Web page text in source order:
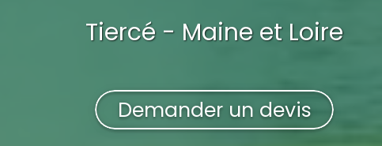
Tiercé - Maine et Loire
Demander un devis